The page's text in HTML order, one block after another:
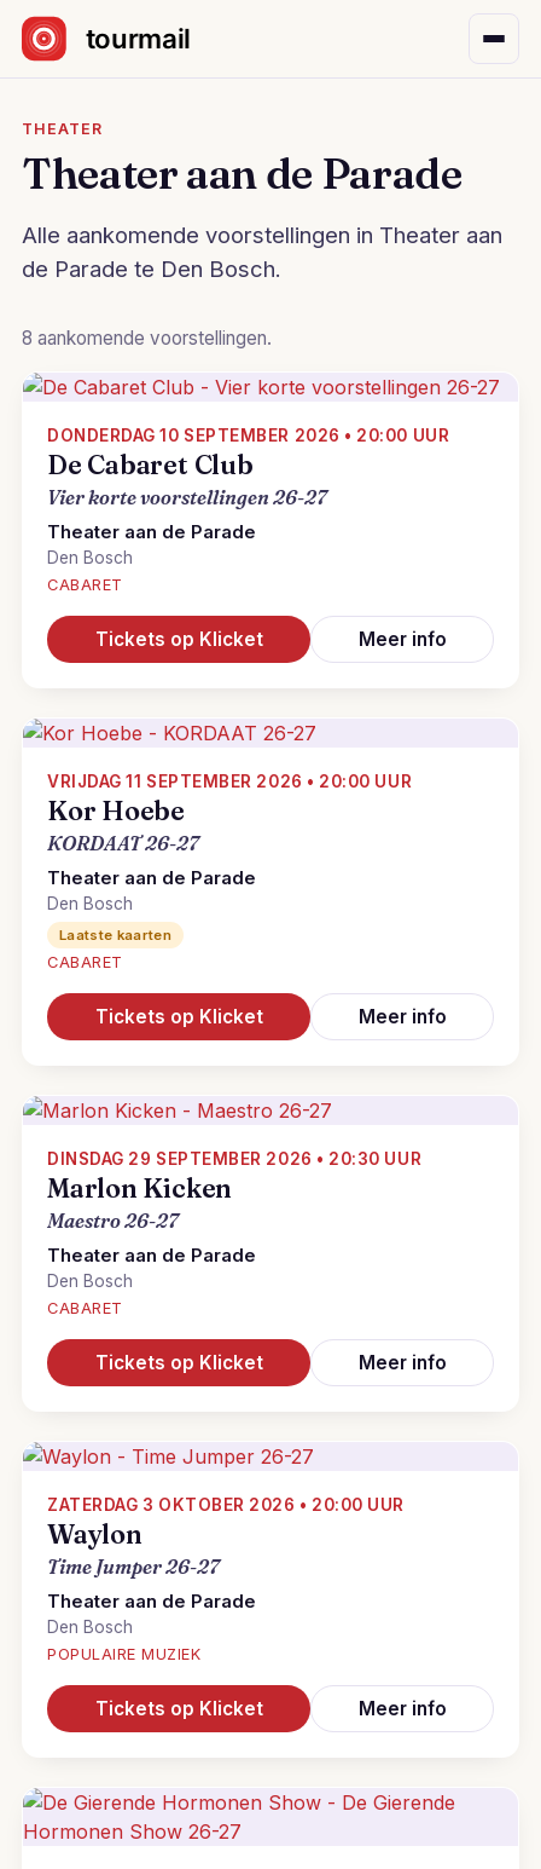
Sla navigatie over
THEATER
Theater aan de Parade
Alle aankomende voorstellingen in Theater aan
de Parade te Den Bosch.
8 aankomende voorstellingen.
DONDERDAG 10 SEPTEMBER 2026 • 20:00 UUR
De Cabaret Club
Vier korte voorstellingen 26-27
Theater aan de Parade
Den Bosch
CABARET
Tickets op Klicket Meer info
VRIJDAG 11 SEPTEMBER 2026 • 20:00 UUR
Kor Hoebe
KORDAAT 26-27
Theater aan de Parade
Den Bosch
Laatste kaarten
CABARET
Tickets op Klicket Meer info
DINSDAG 29 SEPTEMBER 2026 • 20:30 UUR
Marlon Kicken
Maestro 26-27
Theater aan de Parade
Den Bosch
CABARET
Tickets op Klicket Meer info
ZATERDAG 3 OKTOBER 2026 • 20:00 UUR
Waylon
Time Jumper 26-27
Theater aan de Parade
Den Bosch
POPULAIRE MUZIEK
Tickets op Klicket Meer info